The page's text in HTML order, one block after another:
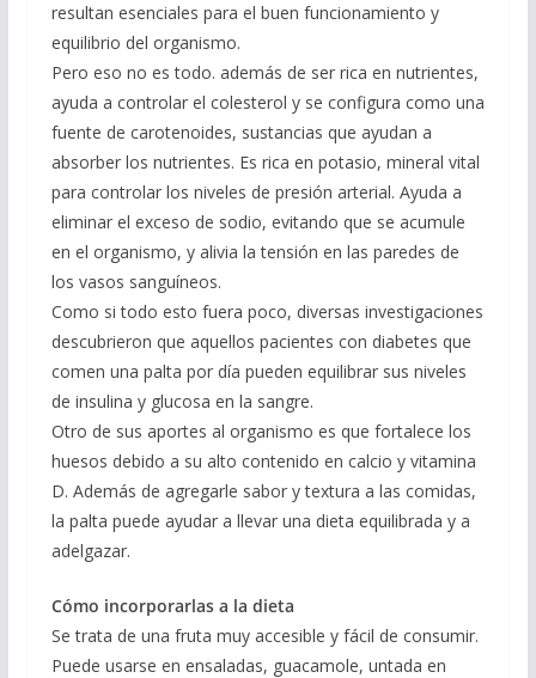
resultan esenciales para el buen funcionamiento y
equilibrio del organismo.
Pero eso no es todo. además de ser rica en nutrientes,
ayuda a controlar el colesterol y se configura como una
fuente de carotenoides, sustancias que ayudan a
absorber los nutrientes. Es rica en potasio, mineral vital
para controlar los niveles de presión arterial. Ayuda a
eliminar el exceso de sodio, evitando que se acumule
en el organismo, y alivia la tensión en las paredes de
los vasos sanguíneos.
Como si todo esto fuera poco, diversas investigaciones
descubrieron que aquellos pacientes con diabetes que
comen una palta por día pueden equilibrar sus niveles
de insulina y glucosa en la sangre.
Otro de sus aportes al organismo es que fortalece los
huesos debido a su alto contenido en calcio y vitamina
D. Además de agregarle sabor y textura a las comidas,
la palta puede ayudar a llevar una dieta equilibrada y a
adelgazar.
Cómo incorporarlas a la dieta
Se trata de una fruta muy accesible y fácil de consumir.
Puede usarse en ensaladas, guacamole, untada en